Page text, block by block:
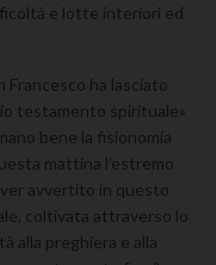
e lotte interiori ed
ha lasciato
testamento spirituale»
bene la fisionomia
mattina l’estremo
avvertito in questo
coltivata attraverso lo
alla preghiera e alla